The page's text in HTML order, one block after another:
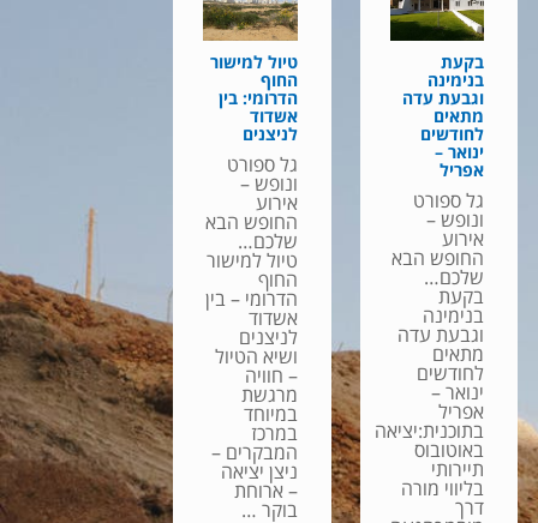
בקעת
בנימינה
וגבעת עדה
מתאים
לחודשים
ינואר –
אפריל
גל ספורט
ונופש –
אירוע
החופש הבא
שלכם…
בקעת
בנימינה
וגבעת עדה
מתאים
לחודשים
ינואר –
אפריל
בתוכנית:יציאה
באוטובוס
תיירותי
בליווי מורה
דרך
טיול למישור
החוף
הדרומי: בין
אשדוד
לניצנים
גל ספורט
ונופש –
אירוע
החופש הבא
שלכם…
טיול למישור
החוף
הדרומי – בין
אשדוד
לניצנים
ושיא הטיול
– חוויה
מרגשת
במיוחד
במרכז
המבקרים –
ניצן יציאה
– ארוחת
בוקר …